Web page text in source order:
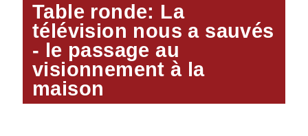
Table ronde: La
télévision nous a sauvés
- le passage au
visionnement à la
maison